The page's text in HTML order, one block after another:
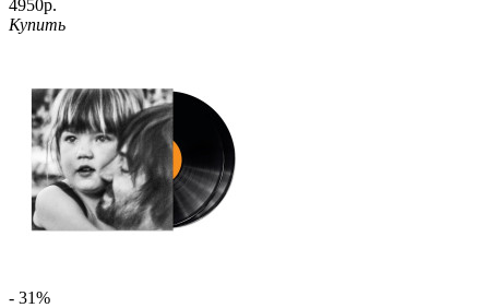
4950р.
Купить
- 31%